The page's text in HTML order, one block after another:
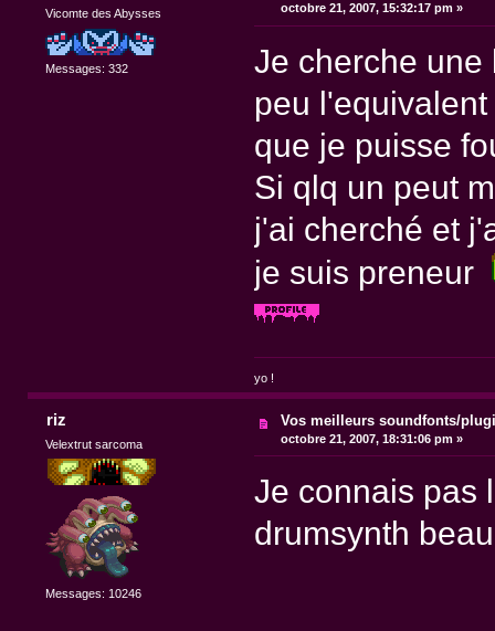
Vicomte des Abysses
Messages: 332
octobre 21, 2007, 15:32:17 pm »
Je cherche une
peu
que je puisse
Si qlq un peut
j'ai cherché et
je suis preneur
yo !
riz
Velextrut sarcoma
Messages: 10246
Vos meilleurs soundfonts/
octobre 21, 2007, 18:31:06 pm »
Je connais pas
drumsynth